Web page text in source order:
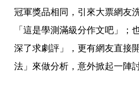
冠軍獎品相同，引來大票網友
「這是學測滿級分作文吧」；
深了求劇評」，更有網友直接
法」來做分析，意外掀起一陣討